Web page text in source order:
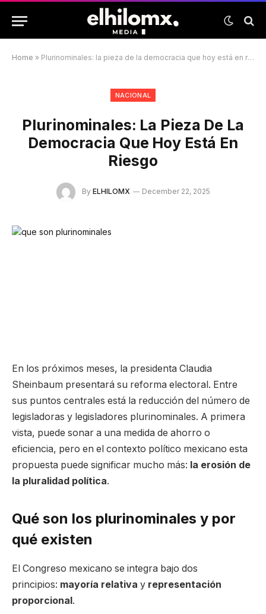
Home » Plurinominales: la pieza de la democracia que hoy está en riesgo
NACIONAL
Plurinominales: La Pieza De La
Democracia Que Hoy Está En
Riesgo
By ELHILOMX December 22, 2025
En los próximos meses, la presidenta Claudia
Sheinbaum presentará su reforma electoral. Entre
sus puntos centrales está la reducción del número de
legisladoras y legisladores plurinominales. A primera
vista, puede sonar a una medida de ahorro o
eficiencia, pero en el contexto político mexicano esta
propuesta puede significar mucho más: la erosión de
la pluralidad política.
Qué son los plurinominales y por
qué existen
El Congreso mexicano se integra bajo dos
principios: mayoría relativa y representación
proporcional .